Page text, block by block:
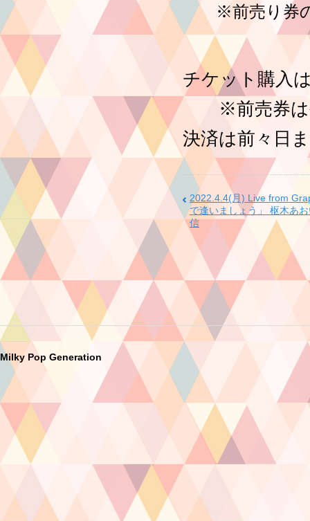
※前売り券の
チケット購入
※前売券は公
決済は前々日
2022.4.4(月) Live from
で逢いましょう」 枢木あ
信
Milky Pop Generation